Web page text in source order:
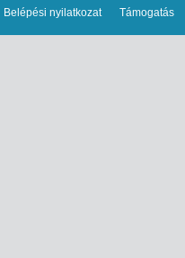
Belépési nyilatkozat Támogatás